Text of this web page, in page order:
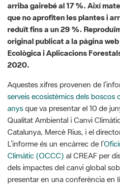
original publicat a la pàgina
Ecològica i Aplicacions
2020.
Aquestes xifres provenen de
serveis ecosistèmics dels boscos
Qualitat Ambiental i Canvi
Catalunya, Mercè Rius, i el
L’informe és un encàrrec de l’
Climàtic (OCCC)al CREAF per
dels impactes del canvi global
presentar en una conferència en
participants.
Per fer l’avaluació, des del